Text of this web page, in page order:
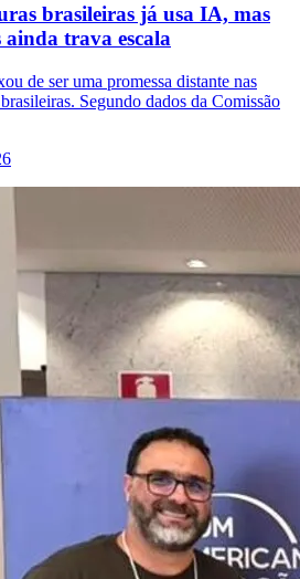
brasileiras já usa IA, mas
trava escala
de ser uma promessa distante nas
Segundo dados da Comissão